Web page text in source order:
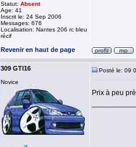
Statut: Absent
Age: 41
Inscrit le: 24 Sep 2006
Messages: 676
Localisation: Nantes 206 rc bleu
récif
Revenir en haut de page
309 GTI16
Novice
Posté le: 09
Prix à peu